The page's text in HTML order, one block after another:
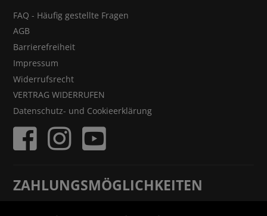
FAQ - Häufig gestellte Fragen
AGB
Barrierefreiheit
Impressum
Widerrufsrecht
VERTRAG WIDERRUFEN
Datenschutz- und Cookieerklärung
ZAHLUNGSMÖGLICHKEITEN